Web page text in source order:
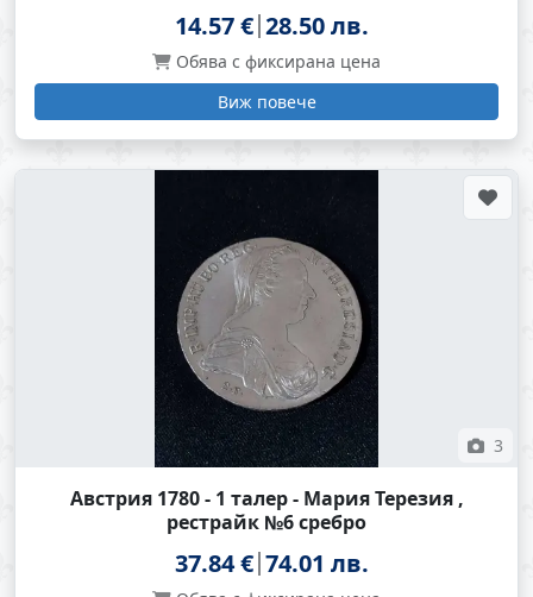
14.57 € 28.50 лв.
Обява с фиксирана цена
Виж повече
3
Австрия 1780 - 1 талер - Мария Терезия ,
рестрайк №6 сребро
37.84 € 74.01 лв.